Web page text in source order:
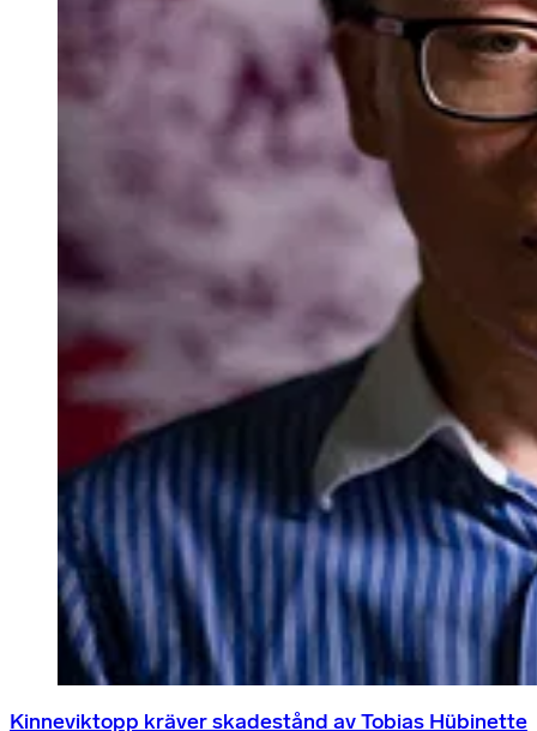
Kinneviktopp kräver skadestånd av Tobias Hübinette